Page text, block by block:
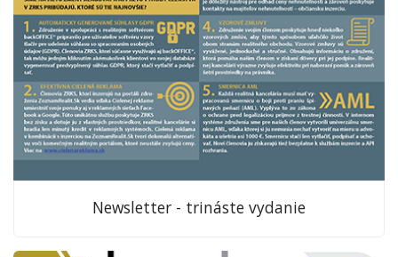
Newsletter - trináste vydanie